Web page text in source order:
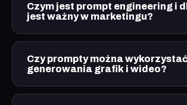
Czym jest prompt engineering i
jest ważny w marketingu?
Czy prompty można
generowania grafik i wideo?